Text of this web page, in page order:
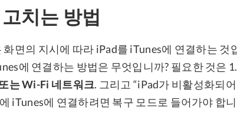
치는 방법
면의 지시에 따라 iPad를 iTunes에 연결하는 것
에 연결하는 방법은 무엇입니까? 필요한 것은 1.
는 Wi-Fi 네트워크. 그리고 “iPad가 비활성화되
iTunes에 연결하려면 복구 모드로 들어가야 합